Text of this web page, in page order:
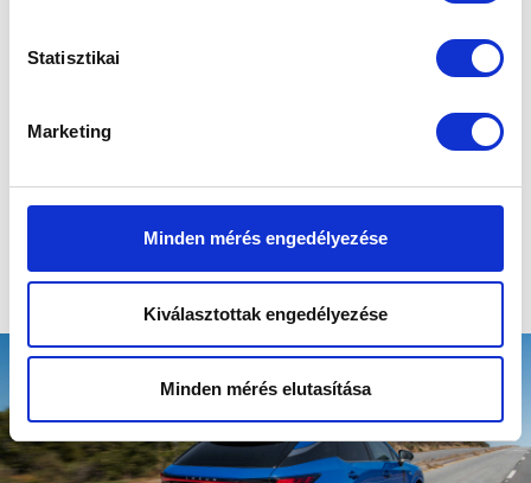
Statisztikai
Marketing
Minden mérés engedélyezése
Kiválasztottak engedélyezése
Minden mérés elutasítása
Szervizeinkben a nap 24 órájában leadhatod és átveheted